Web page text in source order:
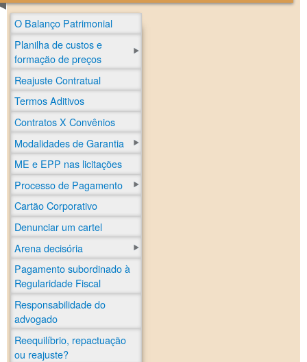
O Balanço Patrimonial
Planilha de custos e
formação de preços
Reajuste Contratual
Termos Aditivos
Contratos X Convênios
Modalidades de Garantia
ME e EPP nas licitações
Processo de Pagamento
Cartão Corporativo
Denunciar um cartel
Arena decisória
Pagamento subordinado à
Regularidade Fiscal
Responsabilidade do
advogado
Reequilíbrio, repactuação
ou reajuste?